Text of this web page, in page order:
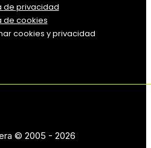
de privacidad
de cookies
cookies y privacidad
© 2005 - 2026